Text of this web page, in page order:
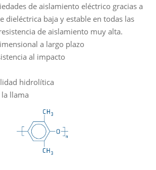
de aislamiento eléctrico gracias a
dieléctrica baja y estable en todas las
de aislamiento muy alta.
a largo plazo
al impacto
hidrolítica
la llama